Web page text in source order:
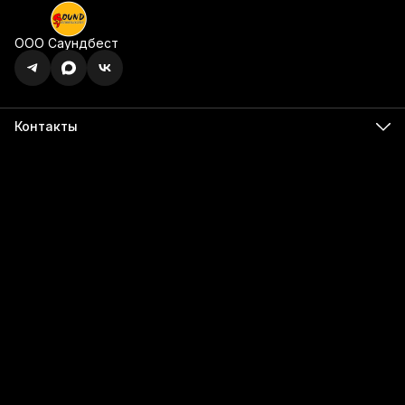
ООО Саундбест
Контакты